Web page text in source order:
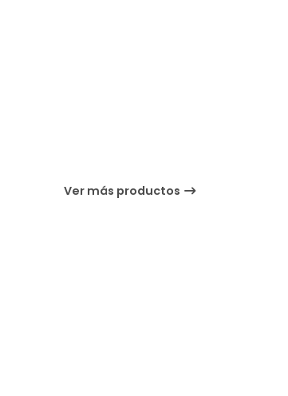
Ver más productos